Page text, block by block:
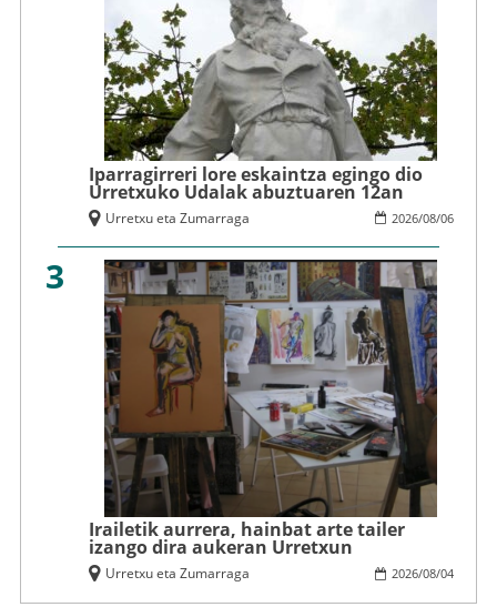
Iparragirreri lore eskaintza egingo dio
Urretxuko Udalak abuztuaren 12an
2026/08/06
Urretxu eta Zumarraga
3
Irailetik aurrera, hainbat arte tailer
izango dira aukeran Urretxun
2026/08/04
Urretxu eta Zumarraga